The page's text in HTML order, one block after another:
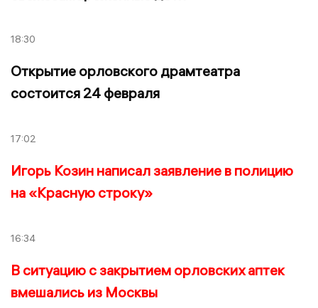
18:30
Открытие орловского драмтеатра
состоится 24 февраля
17:02
Игорь Козин написал заявление в полицию
на «Красную строку»
16:34
В ситуацию с закрытием орловских аптек
вмешались из Москвы